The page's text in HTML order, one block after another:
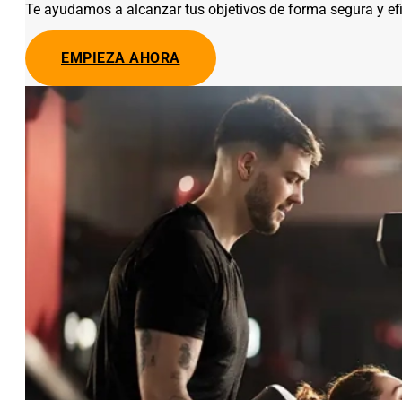
Te ayudamos a alcanzar tus objetivos de forma segura y
EMPIEZA AHORA